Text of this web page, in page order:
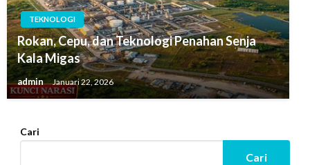
TEKNOLOGI
Rokan, Cepu, dan Teknologi Penahan Senja
Kala Migas
admin Januari 22, 2026
Cari
Cari